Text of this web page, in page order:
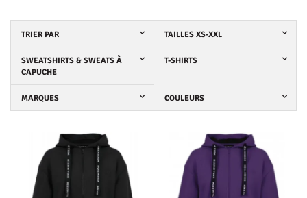
TRIER PAR TAILLES XS-XXL
SWEATSHIRTS & SWEATS À
CAPUCHE
T-SHIRTS
MARQUES COULEURS